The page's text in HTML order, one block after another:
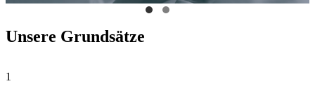
Unsere Grundsätze
1